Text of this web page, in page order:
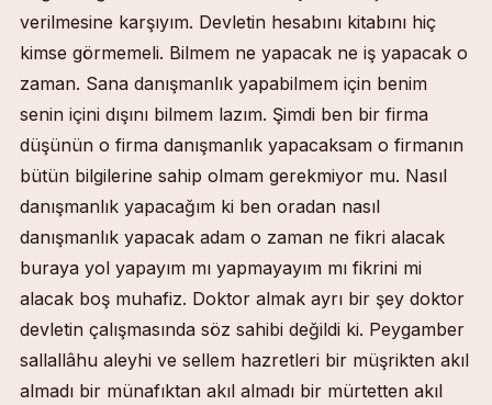
verilmesine karşıyım. Devletin hesabını kitabını hiç
kimse görmemeli. Bilmem ne yapacak ne iş yapacak o
zaman. Sana danışmanlık yapabilmem için benim
senin içini dışını bilmem lazım. Şimdi ben bir firma
düşünün o firma danışmanlık yapacaksam o firmanın
bütün bilgilerine sahip olmam gerekmiyor mu. Nasıl
danışmanlık yapacağım ki ben oradan nasıl
danışmanlık yapacak adam o zaman ne fikri alacak
buraya yol yapayım mı yapmayayım mı fikrini mi
alacak boş muhafiz. Doktor almak ayrı bir şey doktor
devletin çalışmasında söz sahibi değildi ki. Peygamber
sallallâhu aleyhi ve sellem hazretleri bir müşrikten akıl
almadı bir münafıktan akıl almadı bir mürtetten akıl